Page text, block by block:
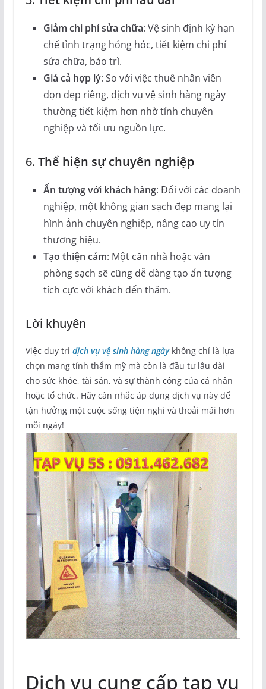
Giảm chi phí sửa chữa: Vệ sinh định kỳ hạn
chế tình trạng hỏng hóc, tiết kiệm chi phí
sửa chữa, bảo trì.
Giá cả hợp lý: So với việc thuê nhân viên
dọn dẹp riêng, dịch vụ vệ sinh hàng ngày
thường tiết kiệm hơn nhờ tính chuyên
nghiệp và tối ưu nguồn lực.
6. Thể hiện sự chuyên nghiệp
Ấn tượng với khách hàng: Đối với các doanh
nghiệp, một không gian sạch đẹp mang lại
hình ảnh chuyên nghiệp, nâng cao uy tín
thương hiệu.
Tạo thiện cảm: Một căn nhà hoặc văn
phòng sạch sẽ cũng dễ dàng tạo ấn tượng
tích cực với khách đến thăm.
Lời khuyên
Việc duy trì dịch vụ vệ sinh hàng ngàykhông chỉ là lựa
chọn mang tính thẩm mỹ mà còn là đầu tư lâu dài
cho sức khỏe, tài sản, và sự thành công của cá nhân
hoặc tổ chức. Hãy cân nhắc áp dụng dịch vụ này để
tận hưởng một cuộc sống tiện nghi và thoải mái hơn
mỗi ngày!
Dịch vụ cung cấp tạp vụ